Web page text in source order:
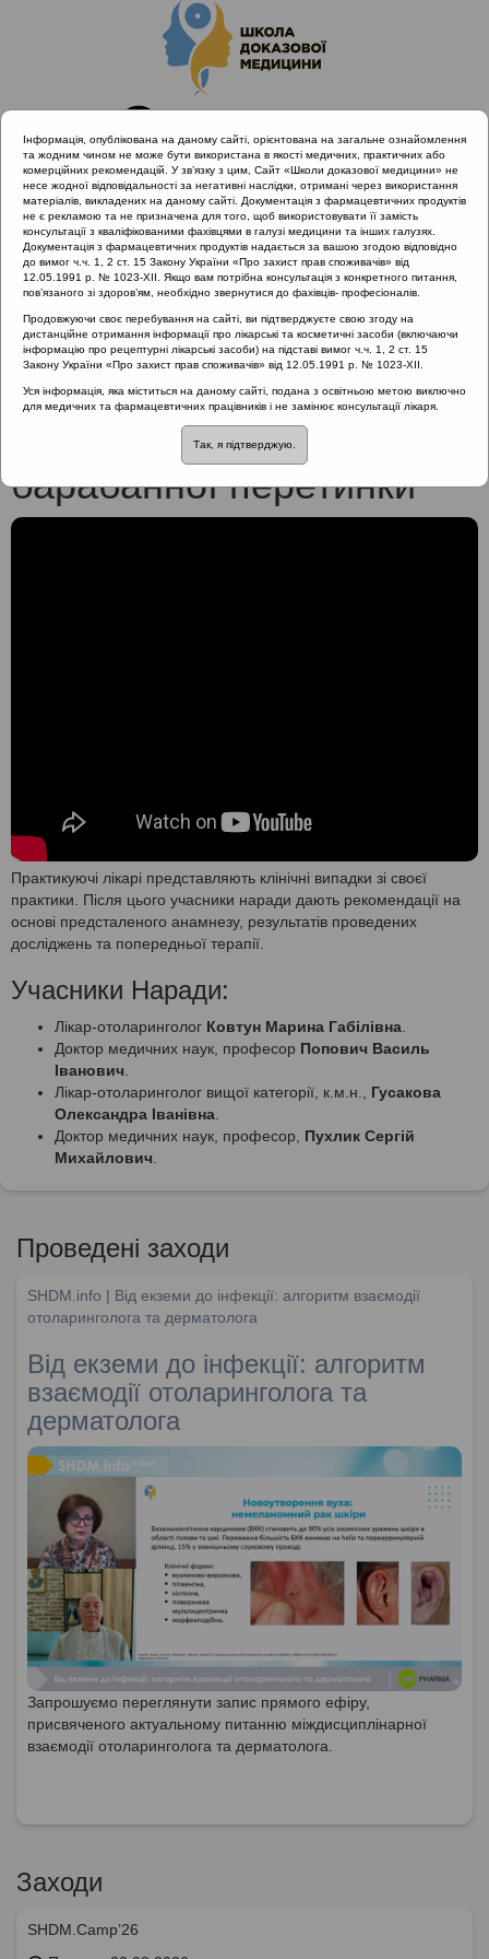
Головна
Проведені заходи
Сучасні методи лікування гострих захворювань ЛОР-органів
Сучасна мода як причина пошкодження барабанної
Сучасна мода як
причина пошкодження
барабанної перетинки
Практикуючі лікарі представляють клінічні випадки зі своєї
практики. Після цього учасники наради дають рекомендації на
основі предсталеного анамнезу, результатів проведених
досліджень та попередньої терапії.
Учасники Наради:
Лікар-отоларинголог Ковтун Марина Габілівна
Доктор медичних наук, професор Попович Василь
Іванович
Лікар-отоларинголог вищої категорії, к.м.н., Гусакова
Олександра Іванівна
Доктор медичних наук, професор, Пухлик Сергій
Михайлович
Проведені заходи
SHDM.info | Від екземи до інфекції: алгоритм взаємодії
отоларинголога та дерматолога
Від екземи до інфекції: алгоритм
взаємодії отоларинголога та
дерматолога
Запрошуємо переглянути запис прямого ефіру,
присвяченого актуальному питанню міждисциплінарної
взаємодії отоларинголога та дерматолога.
Заходи
SHDM.Camp’26
Інформація, опублікована на даному сайті, орієнтована на загальне ознайомлення
та жодним чином не може бути використана в якості медичних, практичних або
комерційних рекомендацій. У зв’язку з цим, Сайт «Школи доказової медицини» не
несе жодної відповідальності за негативні наслідки, отримані через використання
матеріалів, викладених на даному сайті. Документація з фармацевтичних продуктів
не є рекламою та не призначена для того, щоб використовувати її замість
консультації з кваліфікованими фахівцями в галузі медицини та інших галузях.
Документація з фармацевтичних продуктів надається за вашою згодою відповідно
до вимог ч.ч. 1, 2 ст. 15 Закону України «Про захист прав споживачів» від
12.05.1991 р. № 1023-XII. Якщо вам потрібна консультація з конкретного питання,
пов’язаного зі здоров’ям, необхідно звернутися до фахівців- професіоналів.
Продовжуючи своє перебування на сайті, ви підтверджуєте свою згоду на
дистанційне отримання інформації про лікарські та косметичні засоби (включаючи
інформацію про рецептурні лікарські засоби) на підставі вимог ч.ч. 1, 2 ст. 15
Закону України «Про захист прав споживачів» від 12.05.1991 р. № 1023-XII.
Уся інформація, яка міститься на даному сайті, подана з освітньою метою виключно
для медичних та фармацевтичних працівників і не замінює консультації лікаря.
Так, я підтверджую.